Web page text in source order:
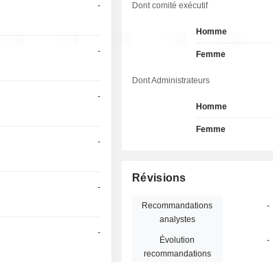
-
-
-
-
-
-
Dont comité exécutif
Homme
Femme
Dont Administrateurs
Homme
Femme
Révisions
Recommandations
analystes
-
Évolution
recommandations
-